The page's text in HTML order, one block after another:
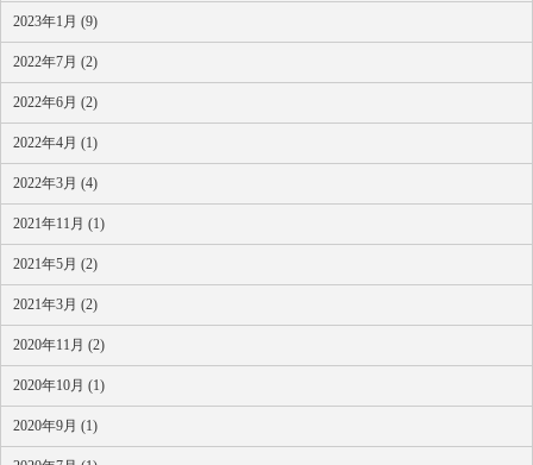
2023年1月 (9)
2022年7月 (2)
2022年6月 (2)
2022年4月 (1)
2022年3月 (4)
2021年11月 (1)
2021年5月 (2)
2021年3月 (2)
2020年11月 (2)
2020年10月 (1)
2020年9月 (1)